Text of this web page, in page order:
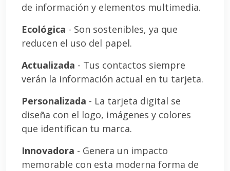
de información y elementos multimedia.
Ecológica - Son sostenibles, ya que
reducen el uso del papel.
Actualizada - Tus contactos siempre
verán la información actual en tu tarjeta.
Personalizada - La tarjeta digital se
diseña con el logo, imágenes y colores
que identifican tu marca.
Innovadora - Genera un impacto
memorable con esta moderna forma de